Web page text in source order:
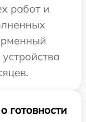
работ и
готовности